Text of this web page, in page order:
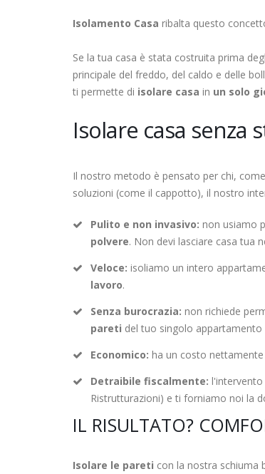
Isolamento Casa ribalta questo
Se la tua casa è stata costruita prima
principale del freddo, del caldo e delle
ti permette di isolare casa in un solo
Isolare casa senza
Il nostro metodo è pensato per chi,
soluzioni (come il cappotto), il nostro
Pulito e non invasivo: non usiamo
polvere. Non devi lasciare casa tua
Veloce: isoliamo un intero
lavoro.
Senza burocrazia: non richiede
pareti del tuo singolo
Economico: ha un costo
Detraibile fiscalmente: l'intervento
Ristrutturazioni) e ti forniamo noi la
IL RISULTATO?
Isolare le pareti con la nostra schiuma